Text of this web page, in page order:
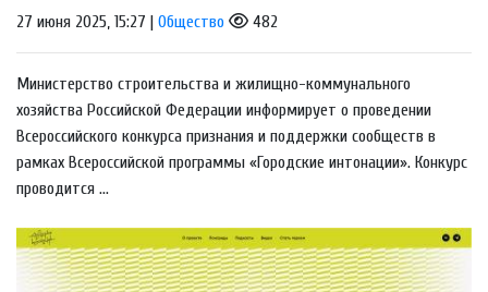
27 июня 2025, 15:27 | Общество 482
Министерство строительства и жилищно-коммунального
хозяйства Российской Федерации информирует о проведении
Всероссийского конкурса признания и поддержки сообществ в
рамках Всероссийской программы «Городские интонации». Конкурс
проводится ...